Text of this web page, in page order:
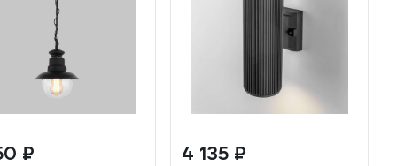
₽ 4 135 ₽